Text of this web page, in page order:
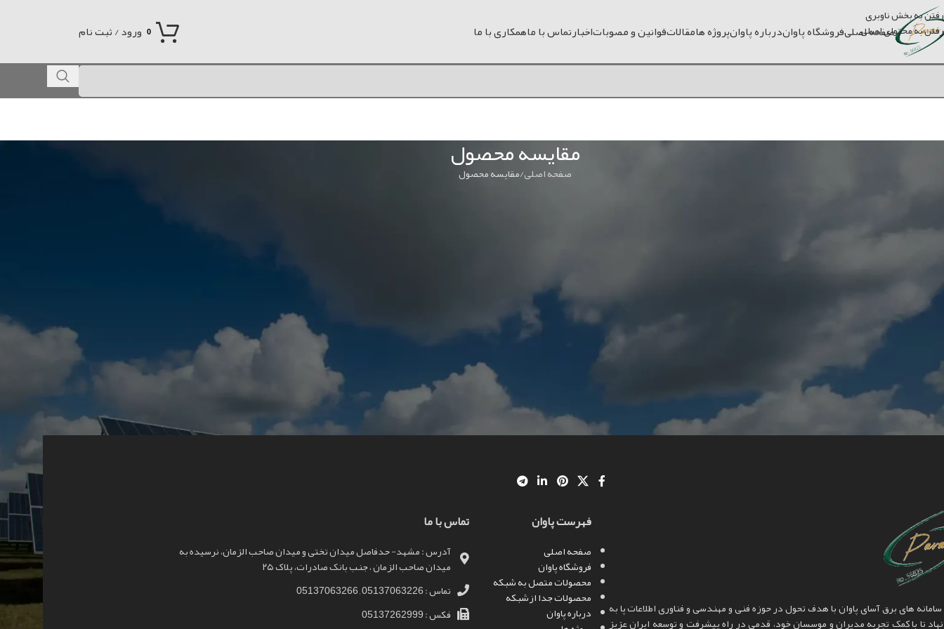
رفتن به بخش ناوبری
رفتن به محتوای اصلی
صفحه اصلیفروشگاه پاواندرباره پاوانپروژه هامقالاتقوانین و مصوباتاخبارتماس با ماهمکاری با ما 0 ورود / ثبت نام
مقایسه محصول
صفحه اصلی مقایسه محصول
لیست مقایسه خالی است.
No products added in the compare list. You must add some products to compare them.
You will find a lot of interesting products on our "Shop" page.
بازگشت به فروشگاه
های برق آسای پاوان با هدف تحول در حوزه فنی و مهندسی و فناوری اطلاعات پا به
تا با کمک تجربه مدیران و موسسان خود، قدمی در راه پیشرفت و توسعه ایران عزیز
فهرست پاوان
صفحه اصلی
فروشگاه پاوان
محصولات متصل به شبکه
محصولات جدا ازشبکه
درباره پاوان
تماس با ما
آدرس : مشهد- حدفاصل میدان تختی و میدان صاحب الزمان، نرسیده به
میدان صاحب الزمان ، جنب بانک صادرات، پلاک ۲۵
تماس : 05137063226 , 05137063266
فکس : 05137262999